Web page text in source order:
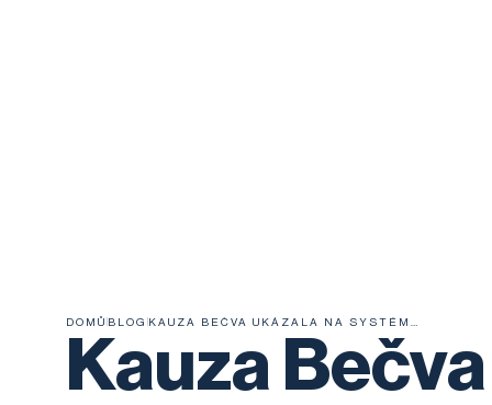
DOMŮ BLOG KAUZA BEČVA UKÁZALA NA SYSTÉMOVÝ PROBLÉM. SNAŽÍME SE HO ODSTRANIT
Kauza